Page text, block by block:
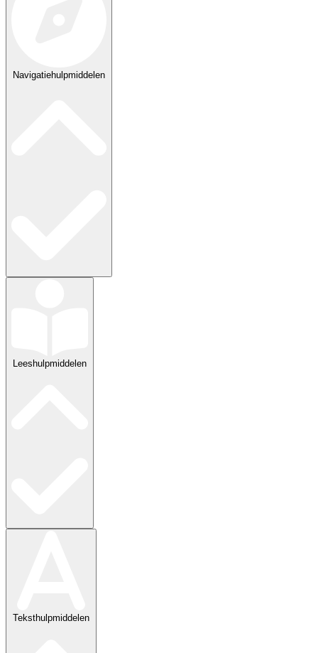
Navigatiehulpmiddelen
Leeshulpmiddelen
Teksthulpmiddelen